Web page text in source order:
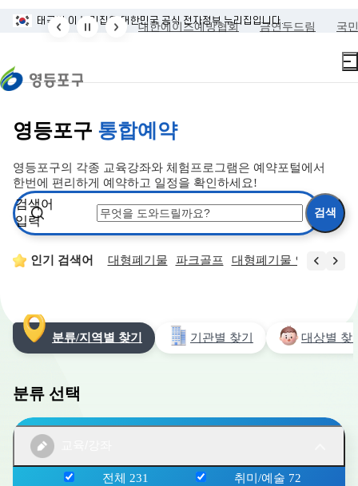
태극기 이 누리집은 대한민국 공식 전자정부 누리집입니다.
영등포구 통합예약
영등포구의 각종 교육강좌와 체험프로그램은 예약포털에서
한번에 편리하게 예약하고 일정을 확인하세요!
검색어
입력
인기 검색어
소 토지거래허가 대형폐기물 파크골프 대형폐기물 인터넷 접수
분류/지역별 찾기 기관별 찾기 대상별 찾
분류 선택
전체 231 취미/예술 72
청렴도 측정결과 대한에이즈예방협회 금연두드림 국